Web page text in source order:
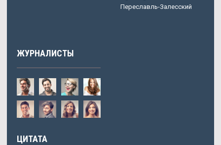
Переславль-Залесский
ЖУРНАЛИСТЫ
ЦИТАТА